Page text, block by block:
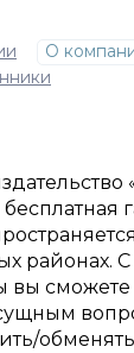
О
районах.
вы сможете